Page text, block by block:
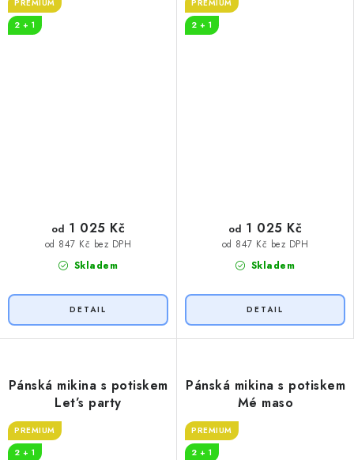
PREMIUM
2 + 1
Skladem
od 847 Kč bez DPH
od 1 025 Kč
PREMIUM
2 + 1
Skladem
od 847 Kč bez DPH
od 1 025 Kč
Pánská mikina s potiskem
Let’s party
PREMIUM
2 + 1
Pánská mikina s potiskem
Mé maso
PREMIUM
2 + 1